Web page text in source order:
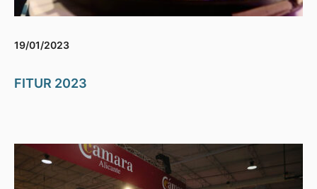
19/01/2023
FITUR 2023